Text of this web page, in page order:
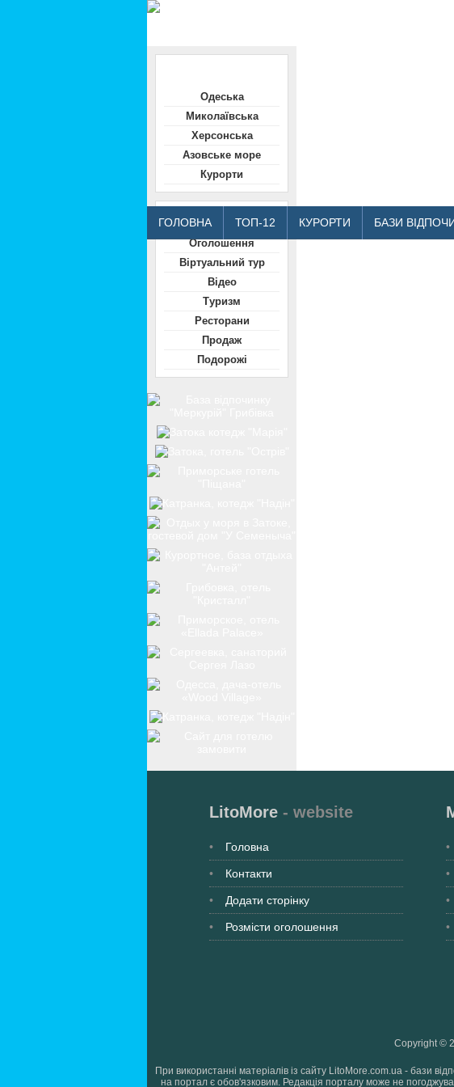
ГОЛОВНА ТОП-12 КУРОРТИ БАЗИ
Одеська
Миколаївська
Херсонська
Азовське море
Курорти
Оголошення
Віртуальний тур
Відео
Туризм
Ресторани
Продаж
Подорожі
LitoMore - website
Головна
Контакти
Додати сторінку
Розмісти оголошення
Copyright ©
При використанні матеріалів із сайту LitoMore.com.ua - бази
на портал є обов'язковим. Редакція порталу може не